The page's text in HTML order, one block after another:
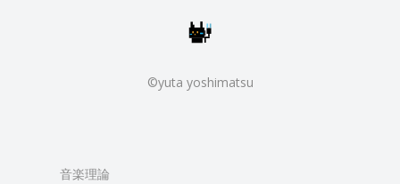
©yuta yoshimatsu
音楽理論